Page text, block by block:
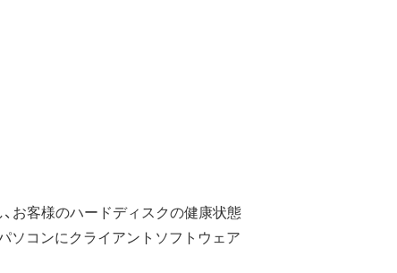
お客様のハードディスクの健康状態
ソコンにクライアントソフトウェア